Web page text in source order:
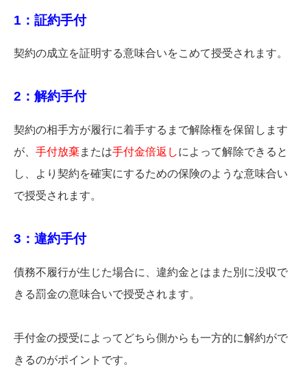
1：証約手付
契約の成立を証明する意味合いをこめて授受されます。
2：解約手付
契約の相手方が履行に着手するまで解除権を保留します
が、 手付放棄または手付金倍返しによって解除できると
し、より契約を確実にするための保険のような意味合い
で授受されます。
3：違約手付
債務不履行が生じた場合に、違約金とはまた別に没収で
きる罰金の意味合いで授受されます。
手付金の授受によってどちら側からも一方的に解約がで
きるのがポイントです。